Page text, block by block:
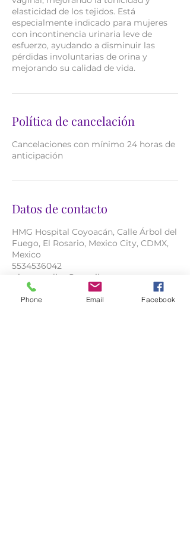
elasticidad de los tejidos. Está
especialmente indicado para mujeres
con incontinencia urinaria leve de
esfuerzo, ayudando a disminuir las
pérdidas involuntarias de orina y
mejorando su calidad de vida.
Política de cancelación
Cancelaciones con mínimo 24 horas de
anticipación
Datos de contacto
HMG Hospital Coyoacán, Calle Árbol del
Fuego, El Rosario, Mexico City, CDMX,
Mexico
5534536042
gineco.galica@gmail.com
Phone Email Facebook